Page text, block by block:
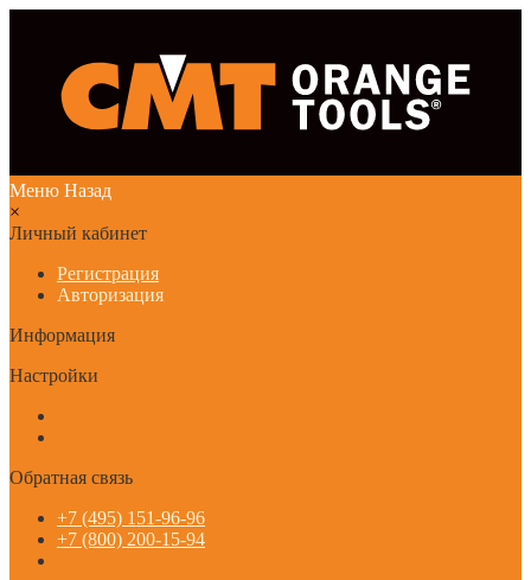
Меню Назад
×
Личный кабинет
Регистрация
Авторизация
Информация
Настройки
Обратная связь
+7 (495) 151-96-96
+7 (800) 200-15-94